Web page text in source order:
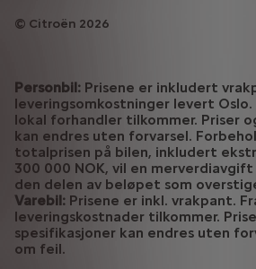
Citroën 2026
Personbil: Prisene er inkludert
leveringsomkostninger levert
lokal forhandler tilkommer. Priser
kan endres uten forvarsel.
totalprisen på bilen, inkludert
300 000 NOK, vil en
den delen av beløpet som
Varebil: Prisene er inkl. vrakpant.
leveringskostnader tilkommer.
spesifikasjoner kan endres uten
om feil.